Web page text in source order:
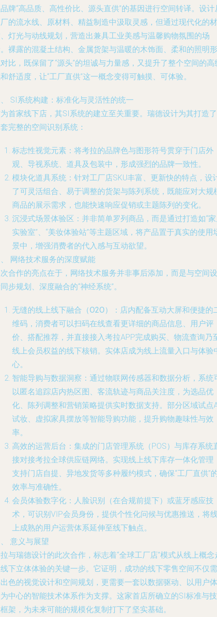
牌“高品质、高性价比、源头直供”的基因进行空间转译。设计
的流水线、原材料、精益制造中汲取灵感，但通过现代化的材
灯光与动线规划，营造出兼具工业美感与温馨购物氛围的场
裸露的混凝土结构、金属货架与温暖的木饰面、柔和的照明形
比，既保留了“源头”的坦诚与力量感，又提升了整个空间的高
舒适度，让“工厂直供”这一概念变得可触摸、可体验。
SI系统构建：标准化与灵活性的统一
首家线下店，其SI系统的建立至关重要。瑞德设计为其打造了
完整的空间识别系统：
标志性视觉元素 ：将考拉的品牌色与图形符号贯穿于门店外
观、导视系统、道具及包装中，形成强烈的品牌一致性。
模块化道具系统 ：针对工厂店SKU丰富、更新快的特点，设
了可灵活组合、易于调整的货架与陈列系统，既能应对大规
商品的展示需求，也能快速响应促销或主题陈列的变化。
沉浸式场景体验区 ：并非简单罗列商品，而是通过打造如“
实验室”、“美妆体验站”等主题区域，将产品置于真实的使用
景中，增强消费者的代入感与互动欲望。
网络技术服务的深度赋能
合作的亮点在于，网络技术服务并非事后添加，而是与空间设
步规划、深度融合的“神经系统”。
无缝的线上线下融合（O2O）
：店内配备互动大屏和便捷的
维码，消费者可以扫码在线查看更详细的商品信息、用户评
价、搭配推荐，并直接接入考拉APP完成购买、物流查询乃
线上会员权益的线下核销。实体店成为线上流量入口与体验
心。
智能导购与数据洞察 ：通过物联网传感器和数据分析，系统
以匿名追踪店内热区图、客流轨迹与商品关注度，为选品优
化、陈列调整和营销策略提供实时数据支持。部分区域试点
试妆、虚拟家具摆放等智能导购功能，提升购物趣味性与效
率。
高效的运营后台 ：集成的门店管理系统（POS）与库存系统
接对接考拉全球供应链网络。实现线上线下库存一体化管理
支持门店自提、异地发货等多种履约模式，确保“工厂直供”
效率与准确性。
会员体验数字化 ：人脸识别（在合规前提下）或蓝牙感应技
术，可识别VIP会员身份，提供个性化问候与优惠推送，将
上成熟的用户运营体系延伸至线下触点。
意义与展望
与瑞德设计的此次合作，标志着“全球工厂店”模式从线上概念
下立体体验的关键一步。它证明，成功的线下零售空间不仅需
色的视觉设计和空间规划，更需要一套以数据驱动、以用户体
中心的智能技术体系作为支撑。这家首店所确立的SI标准与技
架，为未来可能的规模化复制打下了坚实基础。